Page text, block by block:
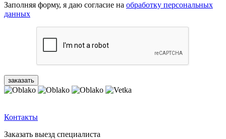
Заполняя форму, я даю согласие на обработку персональных
данных
Контакты
Заказать выезд специалиста